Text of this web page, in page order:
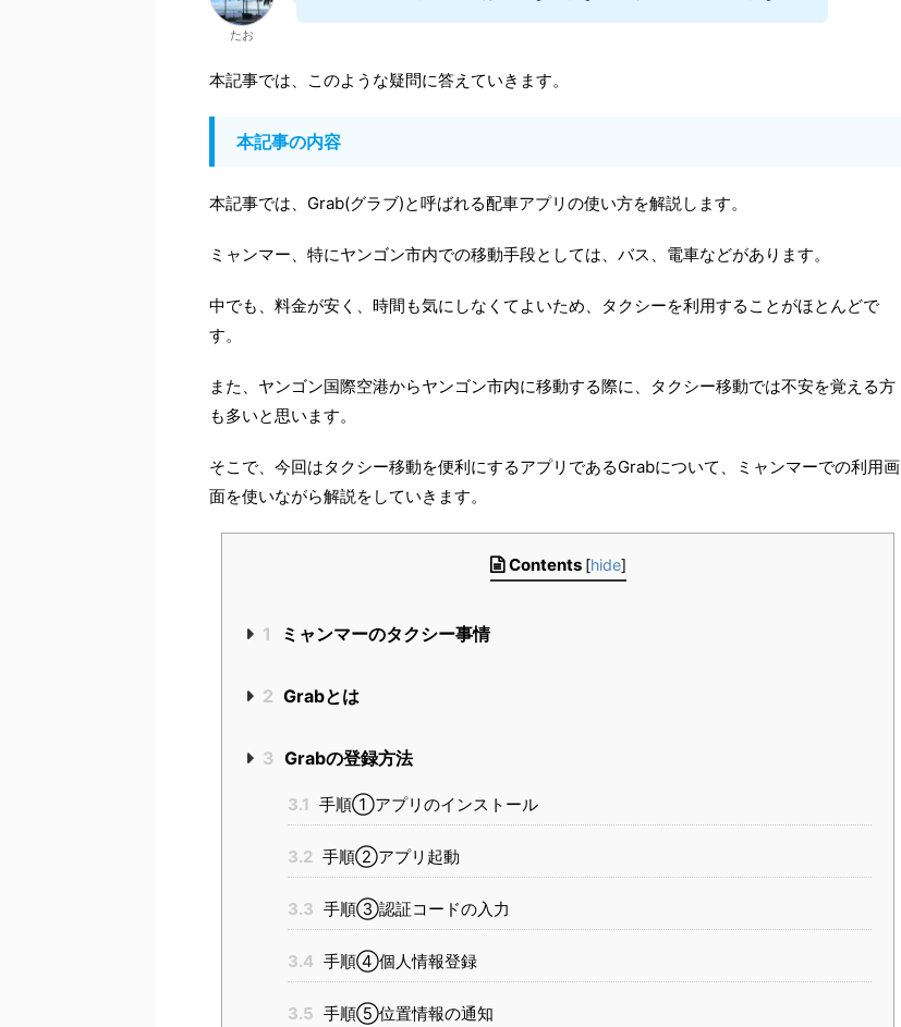
たお
本記事では、このような疑問に答えていきます。
本記事の内容
本記事では、Grab(グラブ)と呼ばれる配車アプリの使い方を解説します。
ミャンマー、特にヤンゴン市内での移動手段としては、バス、電車などがあります。
中でも、料金が安く、時間も気にしなくてよいため、タクシーを利用することがほとんどで
す。
また、ヤンゴン国際空港からヤンゴン市内に移動する際に、タクシー移動では不安を覚える方
も多いと思います。
そこで、今回はタクシー移動を便利にするアプリであるGrabについて、ミャンマーでの利用画
面を使いながら解説をしていきます。
Contents [hide]
1 ミャンマーのタクシー事情
2 Grabとは
3 Grabの登録方法
3.1 手順①アプリのインストール
3.2 手順②アプリ起動
3.3 手順③認証コードの入力
3.4 手順④個人情報登録
3.5 手順⑤位置情報の通知